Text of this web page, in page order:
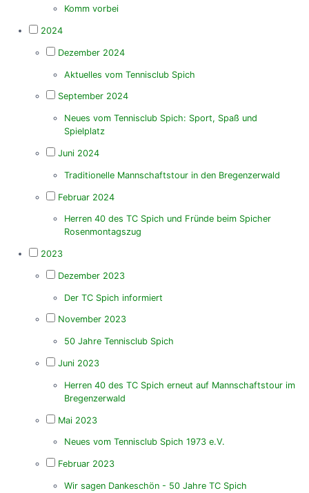
Komm vorbei
2024
Dezember 2024
Aktuelles vom Tennisclub Spich
September 2024
Neues vom Tennisclub Spich: Sport, Spaß und
Spielplatz
Juni 2024
Traditionelle Mannschaftstour in den Bregenzerwald
Februar 2024
Herren 40 des TC Spich und Fründe beim Spicher
Rosenmontagszug
2023
Dezember 2023
Der TC Spich informiert
November 2023
50 Jahre Tennisclub Spich
Juni 2023
Herren 40 des TC Spich erneut auf Mannschaftstour im
Bregenzerwald
Mai 2023
Neues vom Tennisclub Spich 1973 e.V.
Februar 2023
Wir sagen Dankeschön - 50 Jahre TC Spich